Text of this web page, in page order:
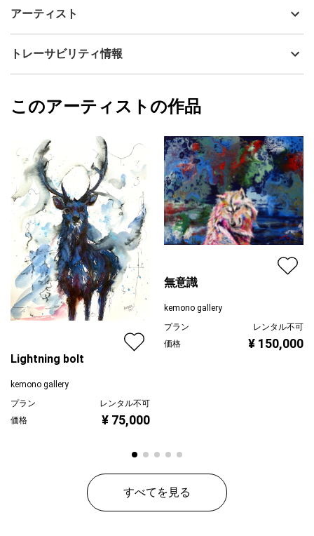
制作年
水彩
カラー
赤
ジャンル
動物・生き物
配送目安
二週間以内
言えよう。
多様な生存戦略がそこにはある。
そんな生き物たちを見ていると、置かれている環境を意識せざる
を得ない。
そして、人と獣の現代の共存関係を映しているようにもうかがえ
る。
まるで、キメラのような異形な獣が存在した場合、その時代、環
境はどんなものなのだろうと想像してしまう。
アーティスト
kemono gallery
フォローする
トレーサビリティ情報
kemono gallery
このアーティストの作品
Lightning bolt
kemono gallery
プラン
レンタル不可
価格
¥ 75,000
無意識
kemono gallery
プラン
レンタル不可
価格
¥ 150,000
すべてを見る